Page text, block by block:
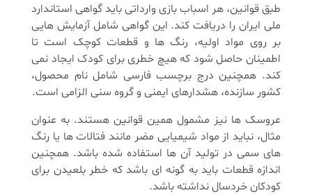
طبق قوانین، هر اسباب بازی وارداتی باید گواهی استاندارد
ملی ایران را دریافت کند. این گواهی شامل آزمایش هایی
بر روی مواد اولیه، رنگ ها و قطعات کوچک است تا
اطمینان حاصل شود که هیچ خطری برای کودک ایجاد نمی
کند. همچنین درج برچسب فارسی شامل نام محصول،
کشور سازنده، هشدارهای ایمنی و گروه سنی الزامی است.
عروسک ها نیز مشمول همین قوانین هستند. به عنوان
مثال، نباید از مواد شیمیایی مضر مانند فتالات ها یا رنگ
های سمی در تولید آن ها استفاده شده باشد. همچنین
اندازه قطعات باید به گونه ای باشد که خطر بلعیدن برای
کودکان خردسال نداشته باشد.